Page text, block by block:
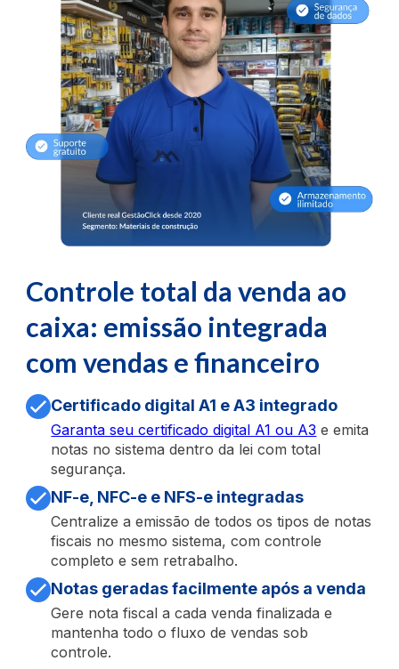
Controle total da venda ao
caixa: emissão integrada
com vendas e financeiro
Certificado digital A1 e A3 integrado
Garanta seu certificado digital A1 ou A3 e emita
notas no sistema dentro da lei com total
segurança.
NF-e, NFC-e e NFS-e integradas
Centralize a emissão de todos os tipos de notas
fiscais no mesmo sistema, com controle
completo e sem retrabalho.
Notas geradas facilmente após a venda
Gere nota fiscal a cada venda finalizada e
mantenha todo o fluxo de vendas sob
controle.